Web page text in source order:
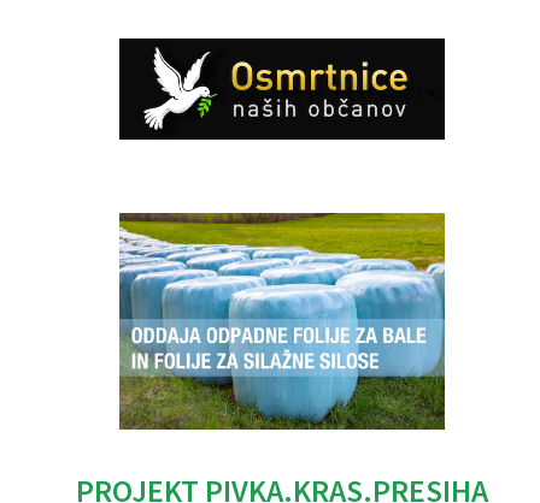
PROJEKT PIVKA.KRAS.PRESIHA